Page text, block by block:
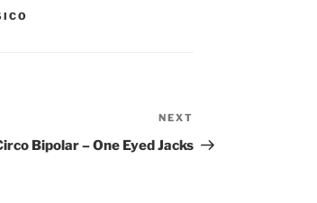
Post
NEXT
Bipolar – One Eyed Jacks